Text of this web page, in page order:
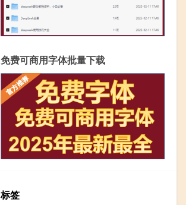
免费可商用字体批量下载
标签